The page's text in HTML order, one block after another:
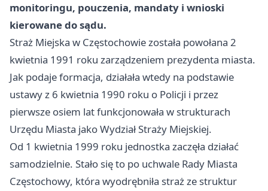
monitoringu, pouczenia, mandaty i wnioski
kierowane do sądu.
Straż Miejska w Częstochowie została powołana 2
kwietnia 1991 roku zarządzeniem prezydenta miasta.
Jak podaje formacja, działała wtedy na podstawie
ustawy z 6 kwietnia 1990 roku o Policji i przez
pierwsze osiem lat funkcjonowała w strukturach
Urzędu Miasta jako Wydział Straży Miejskiej.
Od 1 kwietnia 1999 roku jednostka zaczęła działać
samodzielnie. Stało się to po uchwale Rady Miasta
Częstochowy, która wyodrębniła straż ze struktur